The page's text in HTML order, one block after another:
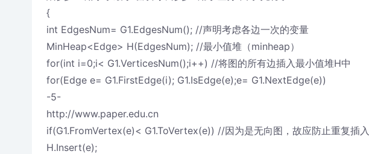
{
int EdgesNum= G1.EdgesNum(); //声明考虑各边一次的变量
MinHeap<Edge> H(EdgesNum); //最小值堆（minheap）
for(int i=0;i< G1.VerticesNum();i++) //将图的所有边插入最小值堆H中
for(Edge e= G1.FirstEdge(i); G1.IsEdge(e);e= G1.NextEdge(e))
-5-
http://www.paper.edu.cn
if(G1.FromVertex(e)< G1.ToVertex(e)) //因为是无向图，故应防止重复插入
H.Insert(e);